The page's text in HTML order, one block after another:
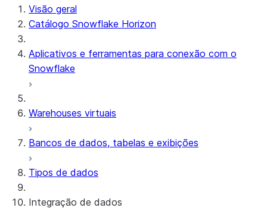
Visão geral
Catálogo Snowflake Horizon
Aplicativos e ferramentas para conexão com o
Snowflake
Warehouses virtuais
Bancos de dados, tabelas e exibições
Tipos de dados
Integração de dados